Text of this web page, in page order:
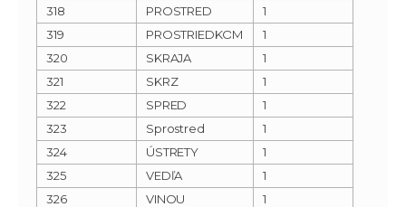
318
PROSTRED
1
319
PROSTRIEDKOM
1
320
SKRAJA
1
321
SKRZ
1
322
SPRED
1
323
Sprostred
1
324
ÚSTRETY
1
325
VEDľA
1
326
VINOU
1